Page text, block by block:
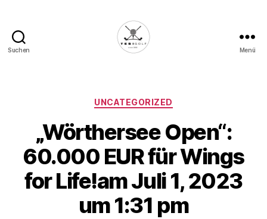
Suchen
Deine
Plattform
für
Golfbegeisterte!
Menü
Kategorien
UNCATEGORIZED
„Wörthersee Open“:
60.000 EUR für Wings
for Life!am Juli 1, 2023
um 1:31 pm